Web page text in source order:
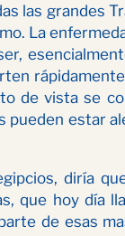
las grandes
La
de vista se
pueden estar
diría
que hoy día
de esas